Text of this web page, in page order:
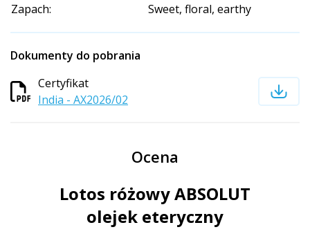
Zapach:
Sweet, floral, earthy
Dokumenty do pobrania
Certyfikat
India - AX2026/02
Ocena
Lotos różowy ABSOLUT
olejek eteryczny